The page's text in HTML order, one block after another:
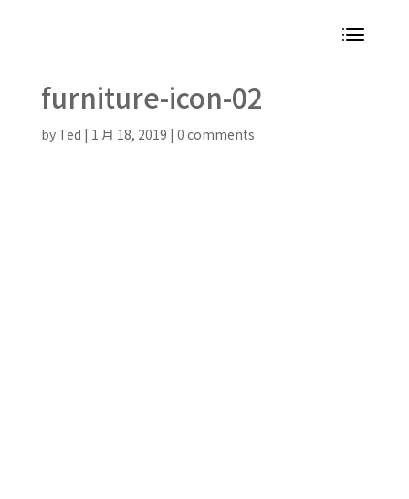
furniture-icon-02
by Ted | 1 月 18, 2019 | 0 comments